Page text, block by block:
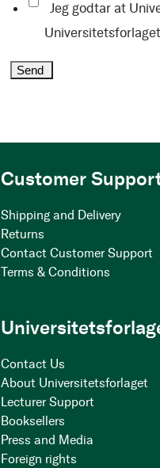
Jeg godtar at
Customer
Shipping and Delivery
Returns
Contact Customer Support
Terms & Conditions
Contact Us
About Universitetsforlaget
Lecturer Support
Booksellers
Press and Media
Foreign rights